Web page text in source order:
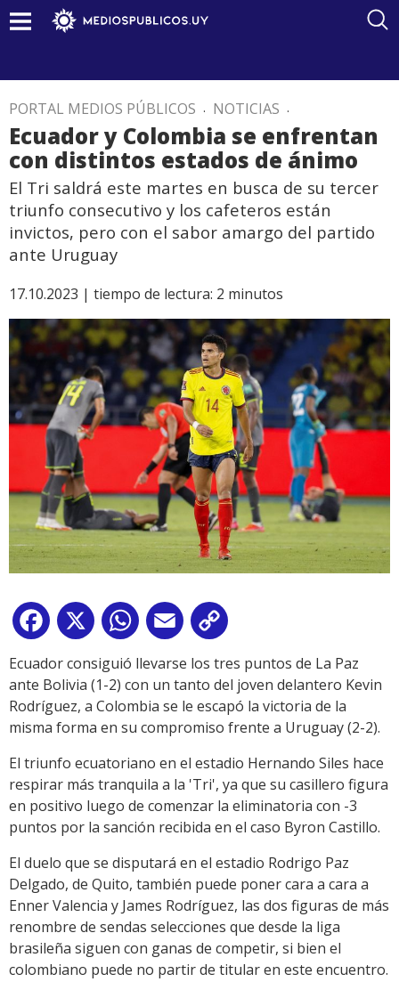
PORTAL MEDIOS PÚBLICOS . NOTICIAS .
Ecuador y Colombia se enfrentan
con distintos estados de ánimo
El Tri saldrá este martes en busca de su tercer
triunfo consecutivo y los cafeteros están
invictos, pero con el sabor amargo del partido
ante Uruguay
17.10.2023 | tiempo de lectura: 2 minutos
Facebook
X WhatsApp
Email
Link
Ecuador consiguió llevarse los tres puntos de La Paz
ante Bolivia (1-2) con un tanto del joven delantero Kevin
Rodríguez, a Colombia se le escapó la victoria de la
misma forma en su compromiso frente a Uruguay (2-2).
El triunfo ecuatoriano en el estadio Hernando Siles hace
respirar más tranquila a la 'Tri', ya que su casillero figura
en positivo luego de comenzar la eliminatoria con -3
puntos por la sanción recibida en el caso Byron Castillo.
El duelo que se disputará en el estadio Rodrigo Paz
Delgado, de Quito, también puede poner cara a cara a
Enner Valencia y James Rodríguez, las dos figuras de más
renombre de sendas selecciones que desde la liga
brasileña siguen con ganas de competir, si bien el
colombiano puede no partir de titular en este encuentro.